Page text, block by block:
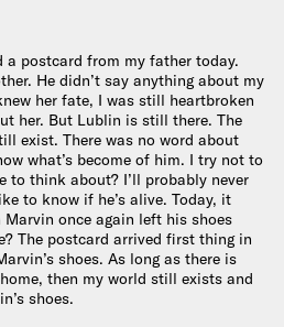
postcard from my father today.
He didn’t say anything about my
her fate, I was still heartbroken
her. But Lublin is still there. The
exist. There was no word about
what’s become of him. I try not to
think about? I’ll probably never
to know if he’s alive. Today, it
Marvin once again left his shoes
The postcard arrived first thing in
shoes. As long as there is
then my world still exists and
shoes.